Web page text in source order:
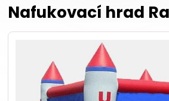
Nafukovací hrad